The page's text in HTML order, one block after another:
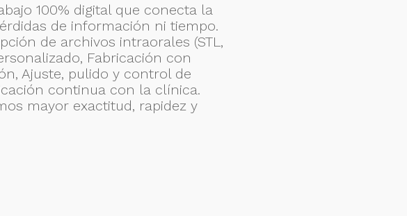
100% digital que conecta la
de información ni tiempo.
de archivos intraorales (STL,
Fabricación con
Ajuste, pulido y control de
continua con la clínica.
mayor exactitud, rapidez y